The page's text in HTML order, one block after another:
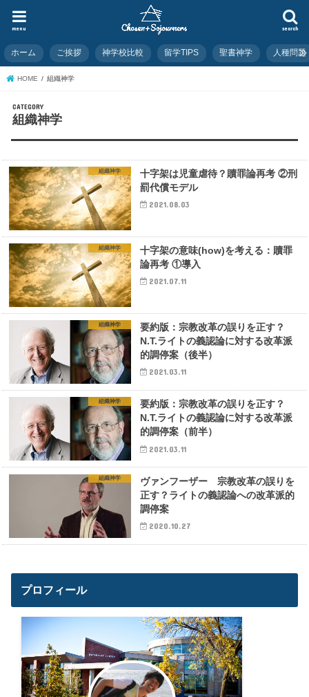
search
menu
ホーム ご挨拶 神学校比較 留学TIPS 聖書神学 人種問題
HOME 組織神学
組織神学
組織神学
十字架は児童虐待？贖罪論再考 ②刑
罰代償モデル
2021.08.03
組織神学
十字架の意味(how)を考える：贖罪
論再考 ①導入
2021.07.11
組織神学
要約版：宗教改革の誤りを正す？
N.T.ライトの義認論に対する改革派
的調停案（後半）
2021.03.11
組織神学
要約版：宗教改革の誤りを正す？
N.T.ライトの義認論に対する改革派
的調停案（前半）
2021.03.11
組織神学
ヴァンフーザー 宗教改革の誤りを
正す？ライトの義認論への改革派的
調停案
2020.10.27
プロフィール